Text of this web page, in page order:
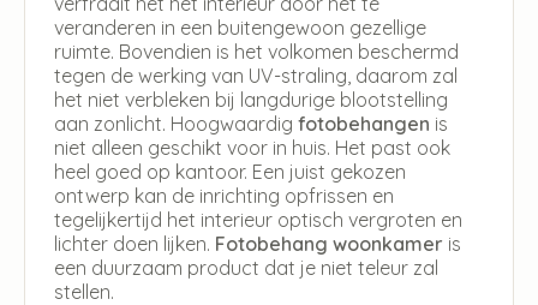
veranderen in een buitengewoon gezellige
ruimte. Bovendien is het volkomen beschermd
tegen de werking van UV-straling, daarom zal
het niet verbleken bij langdurige blootstelling
aan zonlicht. Hoogwaardig fotobehangen is
niet alleen geschikt voor in huis. Het past ook
heel goed op kantoor. Een juist gekozen
ontwerp kan de inrichting opfrissen en
tegelijkertijd het interieur optisch vergroten en
lichter doen lijken. Fotobehang woonkamer is
een duurzaam product dat je niet teleur zal
stellen.